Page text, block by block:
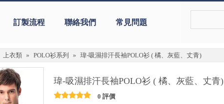
訂製流程 聯絡我們 常見問題
上衣類 » POLO衫系列 » 瑋-吸濕排汗長袖POLO衫 ( 橘、灰藍、丈青)
瑋-吸濕排汗長袖POLO衫 ( 橘、灰藍、丈青)
0 評價